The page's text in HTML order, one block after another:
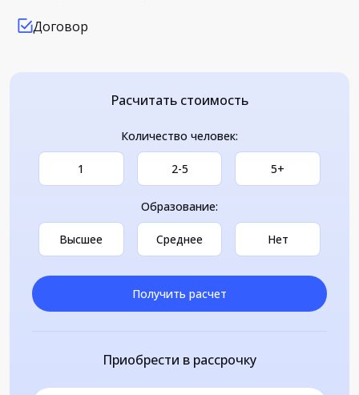
Договор
Расчитать стоимость
Количество человек:
1 2-5 5+
Образование:
Высшее Среднее Нет
Получить расчет
Приобрести в рассрочку